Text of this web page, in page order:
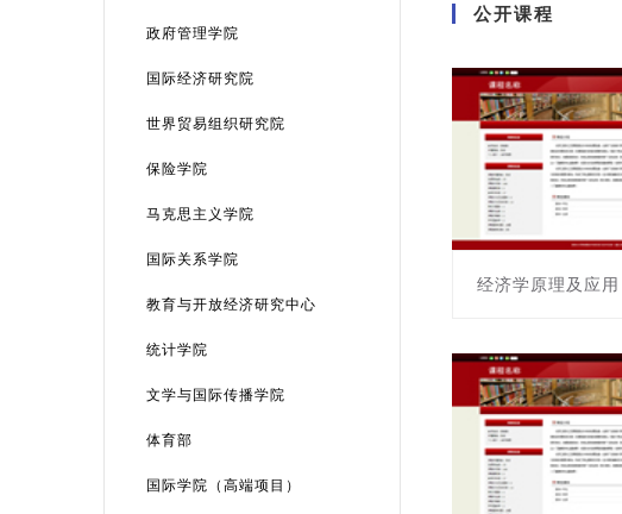
政府管理学院
国际经济研究院
世界贸易组织研究院
保险学院
马克思主义学院
国际关系学院
教育与开放经济研究中心
统计学院
文学与国际传播学院
体育部
国际学院（高端项目）
公开课程
经济学原理及应用
主讲教师: 王叶